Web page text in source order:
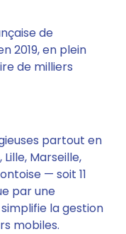
de
2019, en plein
de milliers
partout en
Marseille,
— soit 11
par une
la gestion
mobiles.